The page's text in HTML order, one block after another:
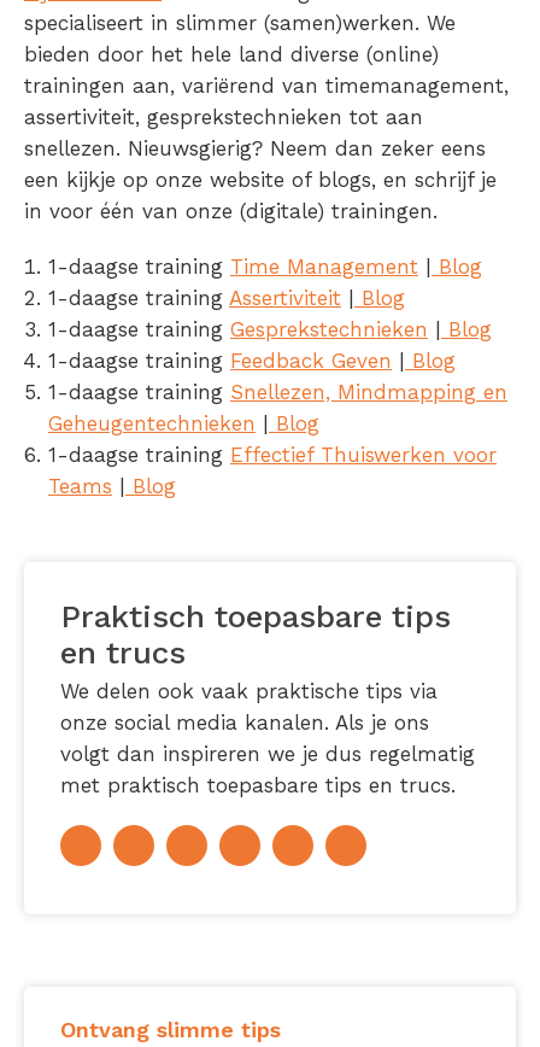
specialiseert in slimmer (samen)werken. We
bieden door het hele land diverse (online)
trainingen aan, variërend van timemanagement,
assertiviteit, gesprekstechnieken tot aan
snellezen. Nieuwsgierig? Neem dan zeker eens
een kijkje op onze website of blogs, en schrijf je
in voor één van onze (digitale) trainingen.
1-daagse training Time Management
Blog
1-daagse training Assertiviteit
Blog
1-daagse training Gesprekstechnieken
Blog
1-daagse training Feedback Geven
Blog
1-daagse training Snellezen, Mindmapping en
Geheugentechnieken
Blog
1-daagse training Effectief Thuiswerken voor
Teams
Blog
Praktisch toepasbare tips
en trucs
We delen ook vaak praktische tips via
onze social media kanalen. Als je ons
volgt dan inspireren we je dus regelmatig
met praktisch toepasbare tips en trucs.
Ontvang slimme tips